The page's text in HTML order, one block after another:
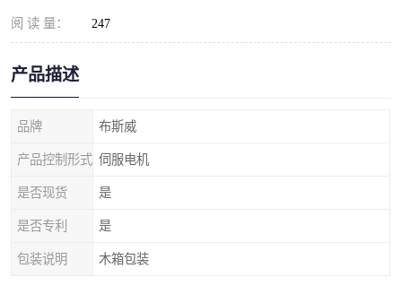
阅 读 量： 247
产品描述
品牌 布斯威
产品控制形式 伺服电机
是否现货 是
是否专利 是
包装说明 木箱包装